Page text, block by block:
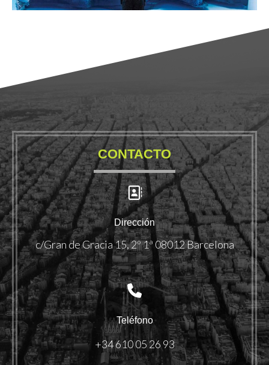
CONTACTO
Dirección
c/Gran de Gracia 15, 2º 1ª 08012 Barcelona
Teléfono
+34 610 05 26 93